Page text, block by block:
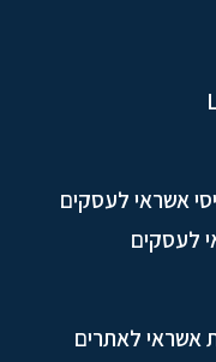
אשראי לעסקים
לעסקים
אשראי לאתרים